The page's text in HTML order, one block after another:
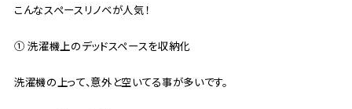
こんなスペースリノベが人気！
① 洗濯機上のデッドスペースを収納化
洗濯機の上って、意外と空いてる事が多いです。